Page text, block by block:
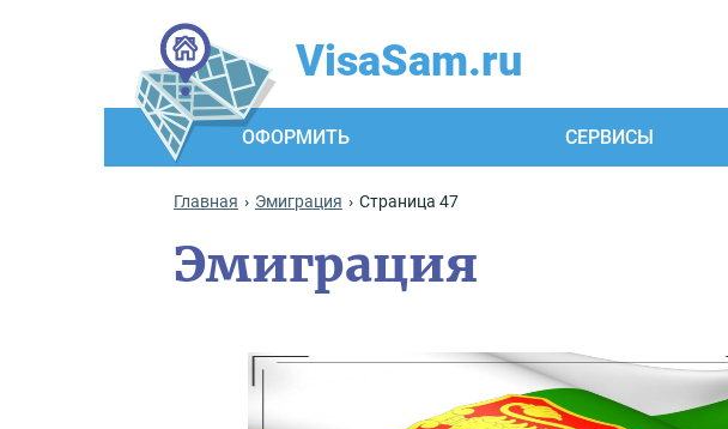
VisaSam.ru
ОФОРМИТЬ СЕРВИСЫ
Главная Эмиграция Страница 47
Эмиграция